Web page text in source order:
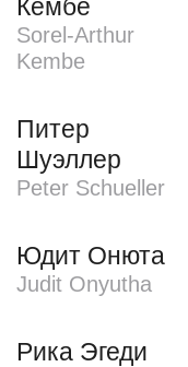
Кембе
Sorel-Arthur
Kembe
Питер
Шуэллер
Peter Schueller
Юдит Онюта
Judit Onyutha
Рика Эгеди